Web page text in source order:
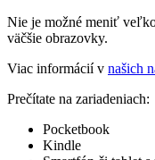
Nie je možné meniť
väčšie obrazovky.
Viac informácií v našich
Prečítate na zariadeniach:
Pocketbook
Kindle